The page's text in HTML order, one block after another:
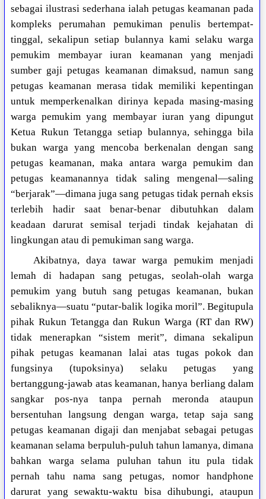
sebagai ilustrasi sederhana ialah petugas keamanan pada
kompleks perumahan pemukiman penulis bertempat-
tinggal, sekalipun setiap bulannya kami selaku warga
pemukim membayar iuran keamanan yang menjadi
sumber gaji petugas keamanan dimaksud, namun sang
petugas keamanan merasa tidak memiliki kepentingan
untuk memperkenalkan dirinya kepada masing-masing
warga pemukim yang membayar iuran yang dipungut
Ketua Rukun Tetangga setiap bulannya, sehingga bila
bukan warga yang mencoba berkenalan dengan sang
petugas keamanan, maka antara warga pemukim dan
petugas keamanannya tidak saling mengenal—saling
“berjarak”—dimana juga sang petugas tidak pernah eksis
terlebih hadir saat benar-benar dibutuhkan dalam
keadaan darurat semisal terjadi tindak kejahatan di
lingkungan atau di pemukiman sang warga.
Akibatnya, daya tawar warga pemukim menjadi
lemah di hadapan sang petugas, seolah-olah warga
pemukim yang butuh sang petugas keamanan, bukan
sebaliknya—suatu “putar-balik logika moril”. Begitupula
pihak Rukun Tetangga dan Rukun Warga (RT dan RW)
tidak menerapkan “sistem merit”, dimana sekalipun
pihak petugas keamanan lalai atas tugas pokok dan
fungsinya (tupoksinya) selaku petugas yang
bertanggung-jawab atas keamanan, hanya berliang dalam
sangkar pos-nya tanpa pernah meronda ataupun
bersentuhan langsung dengan warga, tetap saja sang
petugas keamanan digaji dan menjabat sebagai petugas
keamanan selama berpuluh-puluh tahun lamanya, dimana
bahkan warga selama puluhan tahun itu pula tidak
pernah tahu nama sang petugas, nomor handphone
darurat yang sewaktu-waktu bisa dihubungi, ataupun